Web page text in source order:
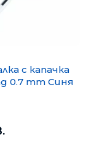
с капачка
0.7 mm Синя